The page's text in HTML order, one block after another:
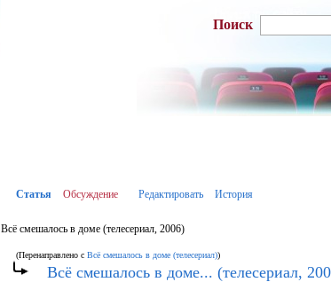
Поиск
Статья Обсуждение Редактировать История
Всё смешалось в доме (телесериал, 2006)
(Перенаправлено с Всё смешалось в доме (телесериал))
Всё смешалось в доме... (телесериал,